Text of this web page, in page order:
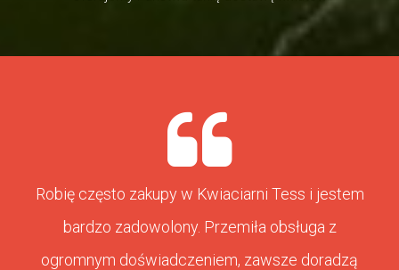
Robię często zakupy w Kwiaciarni Tess i jestem
bardzo zadowolony. Przemiła obsługa z
ogromnym doświadczeniem, zawsze doradzą